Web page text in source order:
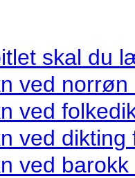
skal du
ved norrøn
ved
ved
ved